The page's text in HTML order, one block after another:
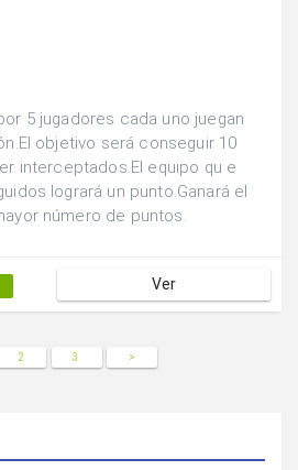
5 jugadores cada uno juegan
objetivo será conseguir 10
interceptados.El equipo qu e
logrará un punto.Ganará el
número de puntos.
Ver
2 3 >